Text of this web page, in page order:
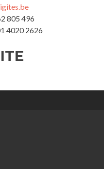
805 496
4020 2626